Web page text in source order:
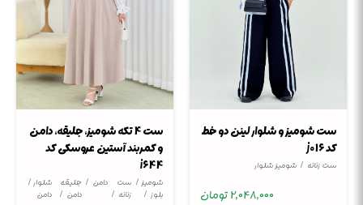
ست شومیز و شلوار لینن دو خط
کد j016
ست زنانه شومیز شلوار
2,048,000تومان
ست 4 تکه شومیز، جلیقه، دامن
و کمربند آستین عروسکی کد
i644
شومیز /
بلوز
ست
زنانه
دامن
جلیقه
دامن
شلوار /
دامن